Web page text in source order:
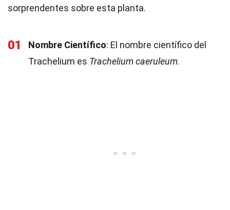
sorprendentes sobre esta planta.
01 Nombre Científico: El nombre científico del
Trachelium es Trachelium caeruleum.